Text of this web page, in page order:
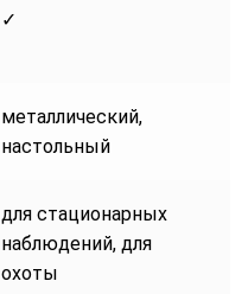
✓
металлический,
настольный
для стационарных
наблюдений, для
охоты